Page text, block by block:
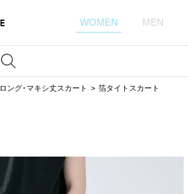
WOMEN MEN
ロング･マキシ丈スカート 箔タイトスカート